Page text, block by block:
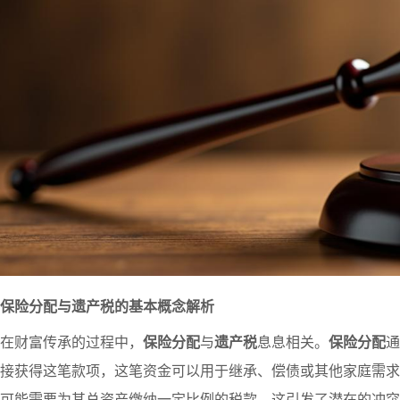
保险分配与遗产税的基本概念解析
在财富传承的过程中， 保险分配与遗产税息息相关。 保险分配
接获得这笔款项，这笔资金可以用于继承、偿债或其他家庭需